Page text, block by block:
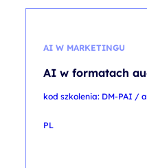
AI W MARKETINGU
AI w formatach
kod szkolenia: DM-PAI /
PL